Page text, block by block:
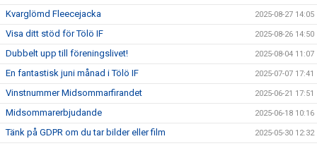
Kvarglömd Fleecejacka 2025-08-27 14:05
Visa ditt stöd för Tölö IF 2025-08-26 14:50
Dubbelt upp till föreningslivet! 2025-08-04 11:07
En fantastisk juni månad i Tölö IF 2025-07-07 17:41
Vinstnummer Midsommarfirandet 2025-06-21 17:51
Midsommarerbjudande 2025-06-18 10:16
Tänk på GDPR om du tar bilder eller film 2025-05-30 12:32